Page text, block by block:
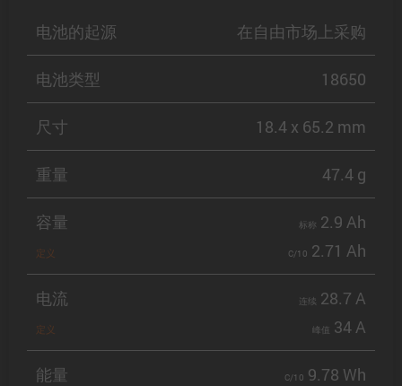
电池的起源 在自由市场上采购
电池类型 18650
尺寸 18.4 x 65.2 mm
重量 47.4 g
容量
定义
标称 2.9 Ah
C/10 2.71 Ah
电流
定义
连续 28.7 A
峰值 34 A
能量 C/10 9.78 Wh